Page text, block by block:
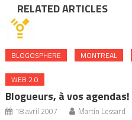
RELATED ARTICLES
BLOGOSPHERE MONTREAL
WEB 2.0
Blogueurs, à vos agendas!
18 avril 2007 Martin Lessard